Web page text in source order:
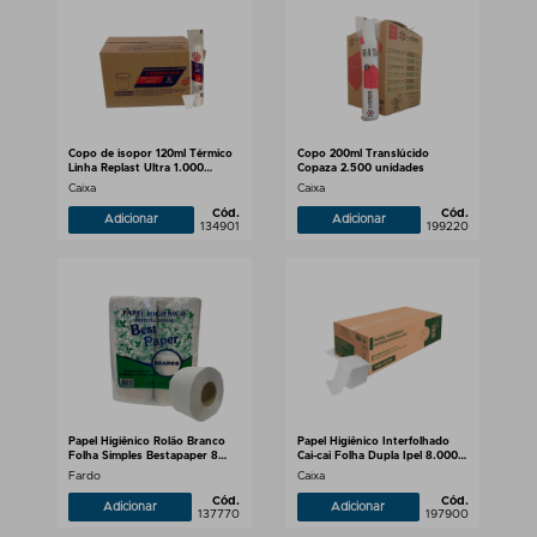
Copo de isopor 120ml Térmico
Linha Replast Ultra 1.000
unidades
Caixa
Adicionar
Cód.
134901
Copo 200ml Translúcido
Copaza 2.500 unidades
Caixa
Adicionar
Cód.
199220
Papel Higiênico Rolão Branco
Folha Simples Bestapaper 8
rolos
Fardo
Adicionar
Cód.
137770
Papel Higiênico Interfolhado
Cai-cai Folha Dupla Ipel 8.000
Folhas
Caixa
Adicionar
Cód.
197900